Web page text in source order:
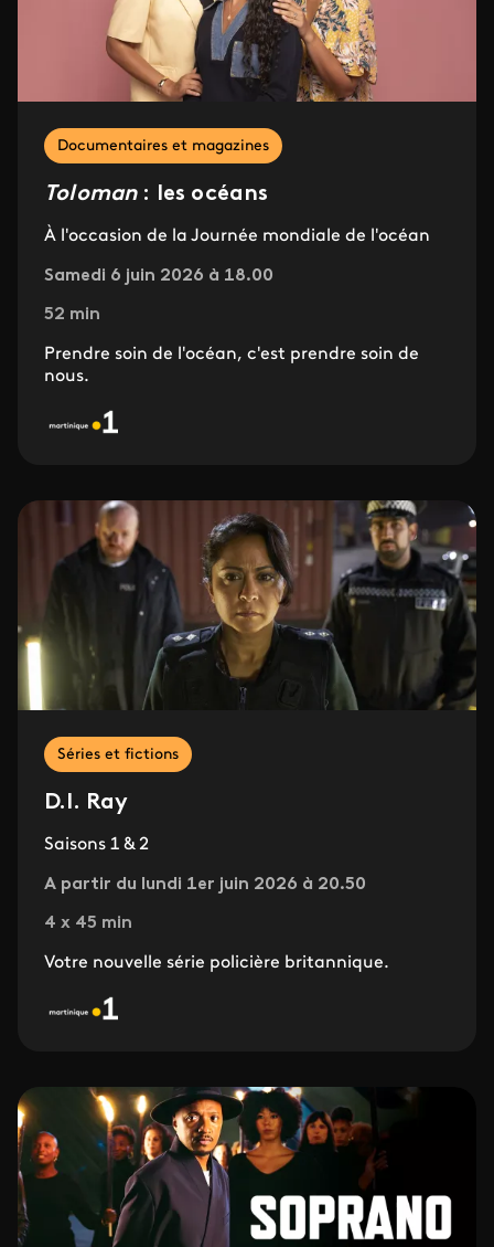
Documentaires et magazines
Toloman: les océans
À l'occasion de la Journée mondiale de l'océan
Samedi 6 juin 2026 à 18.00
52 min
Prendre soin de l'océan, c'est prendre soin de
nous.
Séries et fictions
D.I. Ray
Saisons 1 & 2
A partir du lundi 1er juin 2026 à 20.50
4 x 45 min
Votre nouvelle série policière britannique.